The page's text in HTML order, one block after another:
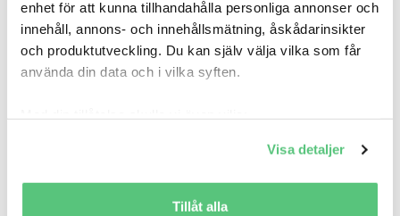
enhet för att kunna tillhandahålla personliga annonser och
innehåll, annons- och innehållsmätning, åskådarinsikter
och produktutveckling. Du kan själv välja vilka som får
använda din data och i vilka syften.
som kan ha en noggrannhet på upp till flera meter
Identifiera din enhet genom att aktivt skanna den
för specifika kännetecken (fingeravtryck)
Visa detaljer
Tillåt alla
P..
179 800 kr Beräkna månadskostnad
Riddermark Bil - Recharge Stockholm
Gratis historik (10)